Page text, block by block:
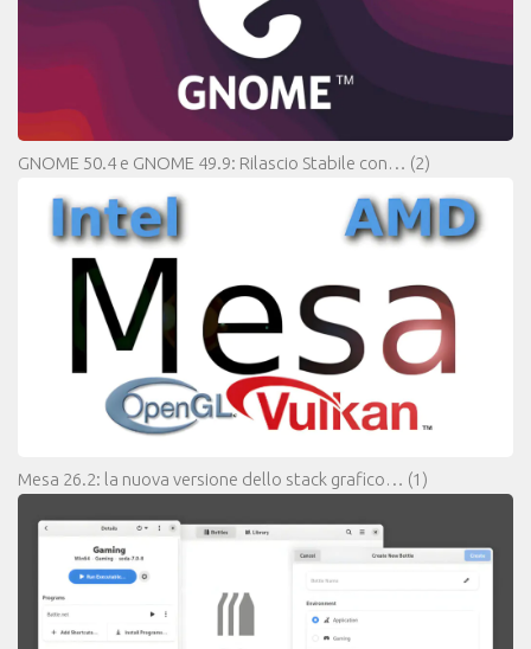
GNOME 50.4 e GNOME 49.9: Rilascio Stabile con… (2)
Mesa 26.2: la nuova versione dello stack grafico… (1)